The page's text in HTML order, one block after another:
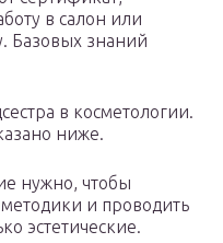
в салон или
Базовых знаний
в косметологии.
ниже.
нужно, чтобы
и проводить
эстетические.